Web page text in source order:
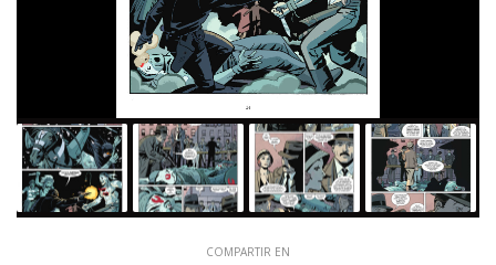
COMPARTIR EN